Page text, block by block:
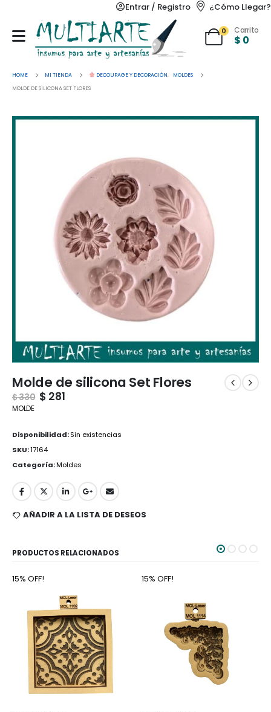
Entrar / Registro ¿Cómo Llegar?
0 Carrito
$ 0
HOME MI TIENDA DECOUPAGE Y DECORACIÓN,
MOLDES
MOLDE DE SILICONA SET FLORES
Molde de silicona Set Flores
$330 $ 281
MOLDE
Disponibilidad:Sin existencias
SKU:17164
Categoría:Moldes
AÑADIR A LA LISTA DE DESEOS
PRODUCTOS RELACIONADOS
15% OFF! 15% OFF!